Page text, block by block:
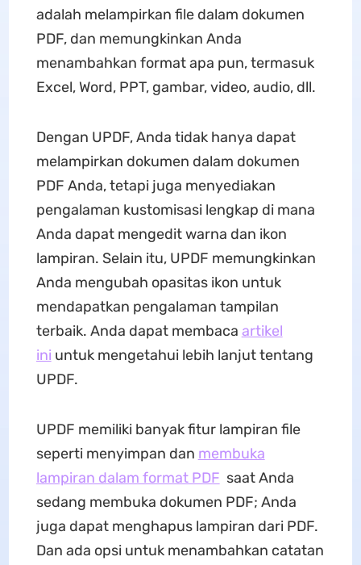
adalah melampirkan file dalam dokumen
PDF, dan memungkinkan Anda
menambahkan format apa pun, termasuk
Excel, Word, PPT, gambar, video, audio, dll.
Dengan UPDF, Anda tidak hanya dapat
melampirkan dokumen dalam dokumen
PDF Anda, tetapi juga menyediakan
pengalaman kustomisasi lengkap di mana
Anda dapat mengedit warna dan ikon
lampiran. Selain itu, UPDF memungkinkan
Anda mengubah opasitas ikon untuk
mendapatkan pengalaman tampilan
terbaik. Anda dapat membaca artikel
ini untuk mengetahui lebih lanjut tentang
UPDF.
UPDF memiliki banyak fitur lampiran file
seperti menyimpan dan membuka
lampiran dalam format PDF saat Anda
sedang membuka dokumen PDF; Anda
juga dapat menghapus lampiran dari PDF.
Dan ada opsi untuk menambahkan catatan